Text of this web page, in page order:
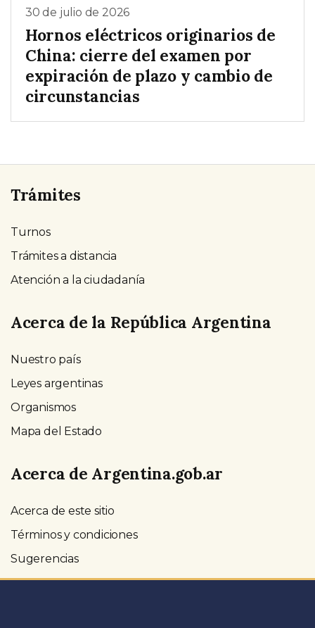
30 de julio de 2026
Hornos eléctricos originarios de
China: cierre del examen por
expiración de plazo y cambio de
circunstancias
Trámites
Turnos
Trámites a distancia
Atención a la ciudadanía
Acerca de la República Argentina
Nuestro país
Leyes argentinas
Organismos
Mapa del Estado
Acerca de Argentina.gob.ar
Acerca de este sitio
Términos y condiciones
Sugerencias